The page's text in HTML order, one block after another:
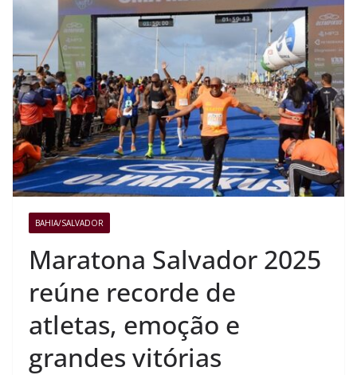
BAHIA/SALVADOR
Maratona Salvador 2025
reúne recorde de
atletas, emoção e
grandes vitórias